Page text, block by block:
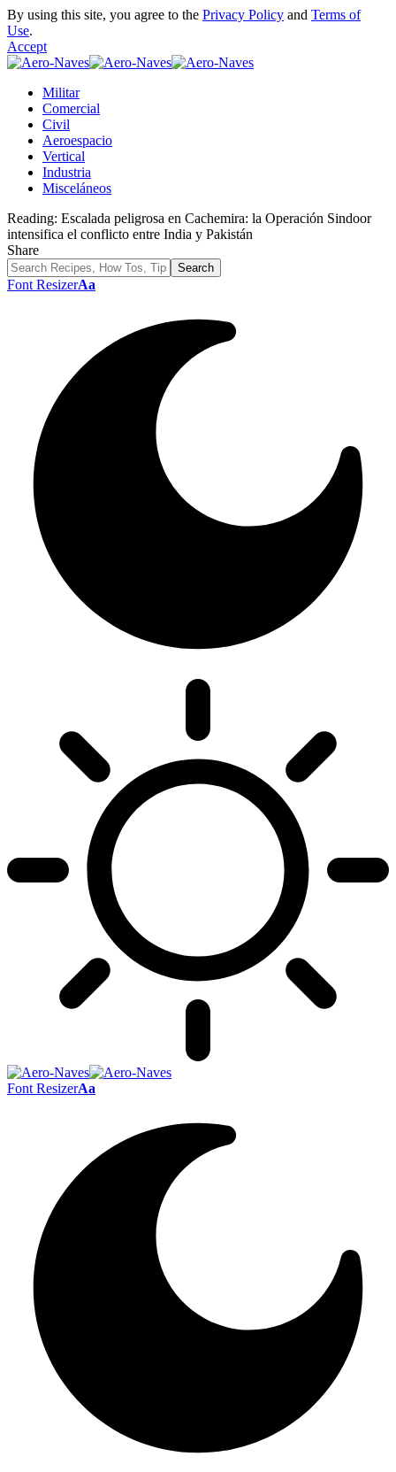
By using this site, you agree to the Privacy Policy and Terms of
Use.
Accept
Militar
Comercial
Civil
Aeroespacio
Vertical
Industria
Misceláneos
Reading: Escalada peligrosa en Cachemira: la Operación Sindoor
intensifica el conflicto entre India y Pakistán
Share
Font ResizerAa
Font ResizerAa